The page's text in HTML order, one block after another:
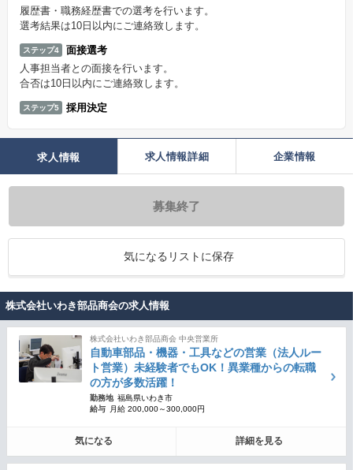
履歴書・職務経歴書での選考を行います。
選考結果は10日以内にご連絡致します。
ステップ4
面接選考
人事担当者との面接を行います。
合否は10日以内にご連絡致します。
ステップ5 採用決定
求人情報 求人情報詳細 企業情報
募集終了
気になるリストに保存
株式会社いわき部品商会の求人情報
株式会社いわき部品商会 中央営業所
自動車部品・機器・工具などの営業（法人ルー
ト営業）未経験者でもOK！異業種からの転職
の方が多数活躍！
勤務地 福島県いわき市
給与
月給 200,000～300,000円
気になる 詳細を見る